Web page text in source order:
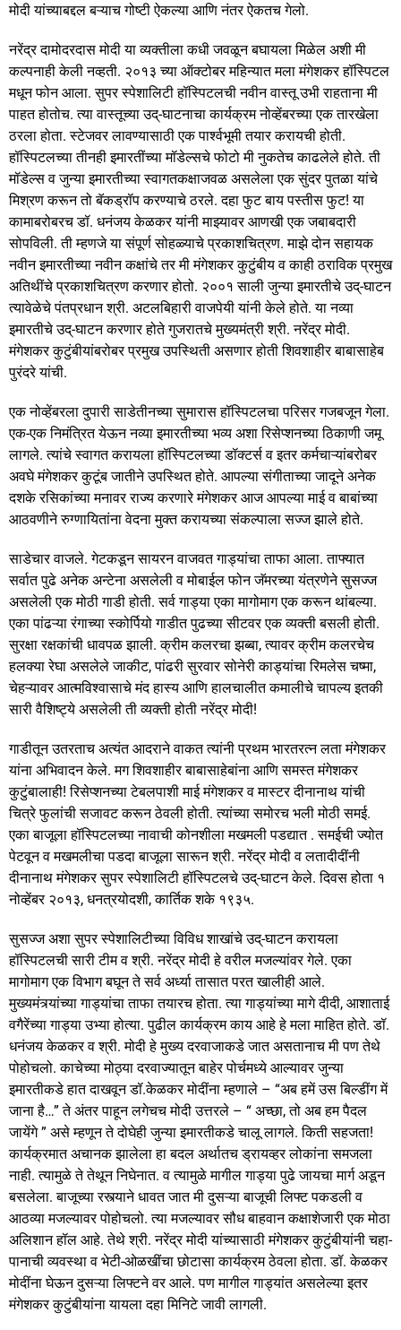
मोदी यांच्याबद्दल बऱ्याच गोष्टी ऐकल्या आणि नंतर ऐकतच गेलो.
नरेंद्र दामोदरदास मोदी या व्यक्तीला कधी जवळून बघायला मिळेल अशी मी
कल्पनाही केली नव्हती. २०१३ च्या ऑक्टोबर महिन्यात मला मंगेशकर हॉस्पिटल
मधून फोन आला. सुपर स्पेशालिटी हॉस्पिटलची नवीन वास्तू उभी राहताना मी
पाहत होतोच. त्या वास्तूच्या उद्-घाटनाचा कार्यक्रम नोव्हेंबरच्या एक तारखेला
ठरला होता. स्टेजवर लावण्यासाठी एक पार्श्वभूमी तयार करायची होती.
हॉस्पिटलच्या तीनही इमारतींच्या मॉडेल्सचे फोटो मी नुकतेच काढलेले होते. ती
मॉडेल्स व जुन्या इमारतीच्या स्वागतकक्षाजवळ असलेला एक सुंदर पुतळा यांचे
मिश्रण करून तो बॅकड्रॉप करण्याचे ठरले. दहा फुट बाय पस्तीस फुट! या
कामाबरोबरच डॉ. धनंजय केळकर यांनी माझ्यावर आणखी एक जबाबदारी
सोपविली. ती म्हणजे या संपूर्ण सोहळ्याचे प्रकाशचित्रण. माझे दोन सहायक
नवीन इमारतीच्या नवीन कक्षांचे तर मी मंगेशकर कुटुंबीय व काही ठराविक प्रमुख
अतिथींचे प्रकाशचित्रण करणार होतो. २००१ साली जुन्या इमारतीचे उद्-घाटन
त्यावेळेचे पंतप्रधान श्री. अटलबिहारी वाजपेयी यांनी केले होते. या नव्या
इमारतीचे उद्-घाटन करणार होते गुजरातचे मुख्यमंत्री श्री. नरेंद्र मोदी.
मंगेशकर कुटुंबीयांबरोबर प्रमुख उपस्थिती असणार होती शिवशाहीर बाबासाहेब
पुरंदरे यांची.
एक नोव्हेंबरला दुपारी साडेतीनच्या सुमारास हॉस्पिटलचा परिसर गजबजून गेला.
एक-एक निमंत्रित येऊन नव्या इमारतीच्या भव्य अशा रिसेप्शनच्या ठिकाणी जमू
लागले. त्यांचे स्वागत करायला हॉस्पिटलच्या डॉक्टर्स व इतर कर्मचाऱ्यांबरोबर
अवघे मंगेशकर कुटूंब जातीने उपस्थित होते. आपल्या संगीताच्या जादूने अनेक
दशके रसिकांच्या मनावर राज्य करणारे मंगेशकर आज आपल्या माई व बाबांच्या
आठवणीने रुग्णायितांना वेदना मुक्त करायच्या संकल्पाला सज्ज झाले होते.
साडेचार वाजले. गेटकडून सायरन वाजवत गाड्यांचा ताफा आला. ताफ्यात
सर्वात पुढे अनेक अन्टेना असलेली व मोबाईल फोन जॅमरच्या यंत्रणेने सुसज्ज
असलेली एक मोठी गाडी होती. सर्व गाड्या एका मागोमाग एक करून थांबल्या.
एका पांढऱ्या रंगाच्या स्कोर्पियो गाडीत पुढच्या सीटवर एक व्यक्ती बसली होती.
सुरक्षा रक्षकांची धावपळ झाली. क्रीम कलरचा झब्बा, त्यावर क्रीम कलरचेच
हलक्या रेघा असलेले जाकीट, पांढरी सुरवार सोनेरी काड्यांचा रिमलेस चष्मा,
चेहऱ्यावर आत्मविश्वासाचे मंद हास्य आणि हालचालीत कमालीचे चापल्य इतकी
सारी वैशिष्ट्ये असलेली ती व्यक्ती होती नरेंद्र मोदी!
गाडीतून उतरताच अत्यंत आदराने वाकत त्यांनी प्रथम भारतरत्न लता मंगेशकर
यांना अभिवादन केले. मग शिवशाहीर बाबासाहेबांना आणि समस्त मंगेशकर
कुटुंबालाही! रिसेप्शनच्या टेबलपाशी माई मंगेशकर व मास्टर दीनानाथ यांची
चित्रे फुलांची सजावट करून ठेवली होती. त्यांच्या समोरच भली मोठी समई.
एका बाजूला हॉस्पिटलच्या नावाची कोनशीला मखमली पडद्यात . समईची ज्योत
पेटवून व मखमलीचा पडदा बाजूला सारून श्री. नरेंद्र मोदी व लतादीदींनी
दीनानाथ मंगेशकर सुपर स्पेशालिटी हॉस्पिटलचे उद्-घाटन केले. दिवस होता १
नोव्हेंबर २०१३, धनत्रयोदशी, कार्तिक शके १९३५.
सुसज्ज अशा सुपर स्पेशालिटीच्या विविध शाखांचे उद्-घाटन करायला
हॉस्पिटलची सारी टीम व श्री. नरेंद्र मोदी हे वरील मजल्यांवर गेले. एका
मागोमाग एक विभाग बघून ते सर्व अर्ध्या तासात परत खालीही आले.
मुख्यमंत्र्यांच्या गाड्यांचा ताफा तयारच होता. त्या गाड्यांच्या मागे दीदी, आशाताई
वगैरेंच्या गाड्या उभ्या होत्या. पुढील कार्यक्रम काय आहे हे मला माहित होते. डॉ.
धनंजय केळकर व श्री. मोदी हे मुख्य दरवाजाकडे जात असतानाच मी पण तेथे
पोहोचलो. काचेच्या मोठ्या दरवाज्यातून बाहेर पोर्चमध्ये आल्यावर जुन्या
इमारतीकडे हात दाखवून डॉ.केळकर मोदींना म्हणाले – “अब हमें उस बिल्डींग में
जाना है…” ते अंतर पाहून लगेचच मोदी उत्तरले – “ अच्छा, तो अब हम पैदल
जायेंगे ” असे म्हणून ते दोघेही जुन्या इमारतीकडे चालू लागले. किती सहजता!
कार्यक्रमात अचानक झालेला हा बदल अर्थातच ड्रायव्हर लोकांना समजला
नाही. त्यामुळे ते तेथून निघेनात. व त्यामुळे मागील गाड्या पुढे जायचा मार्ग अडून
बसलेला. बाजूच्या रस्त्याने धावत जात मी दुसऱ्या बाजूची लिफ्ट पकडली व
आठव्या मजल्यावर पोहोचलो. त्या मजल्यावर सौध बाहवान कक्षाशेजारी एक मोठा
अलिशान हॉल आहे. तेथे श्री. नरेंद्र मोदी यांच्यासाठी मंगेशकर कुटुंबीयांनी चहा-
पानाची व्यवस्था व भेटी-ओळखींचा छोटासा कार्यक्रम ठेवला होता. डॉ. केळकर
मोदींना घेऊन दुसऱ्या लिफ्टने वर आले. पण मागील गाड्यांत असलेल्या इतर
मंगेशकर कुटुंबीयांना यायला दहा मिनिटे जावी लागली.